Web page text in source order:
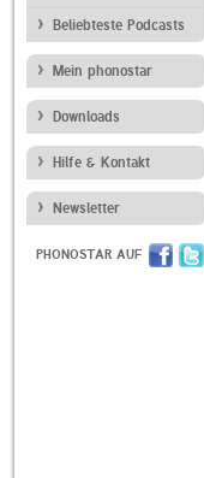
Beliebteste Podcasts
Mein phonostar
Downloads
Hilfe & Kontakt
Newsletter
PHONOSTAR AUF